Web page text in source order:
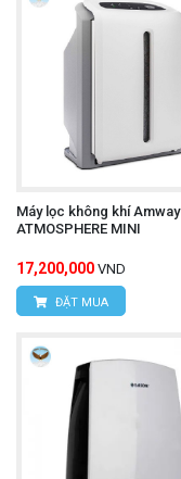
Máy lọc không khí Amway
ATMOSPHERE MINI
17,200,000 VND
ĐẶT MUA